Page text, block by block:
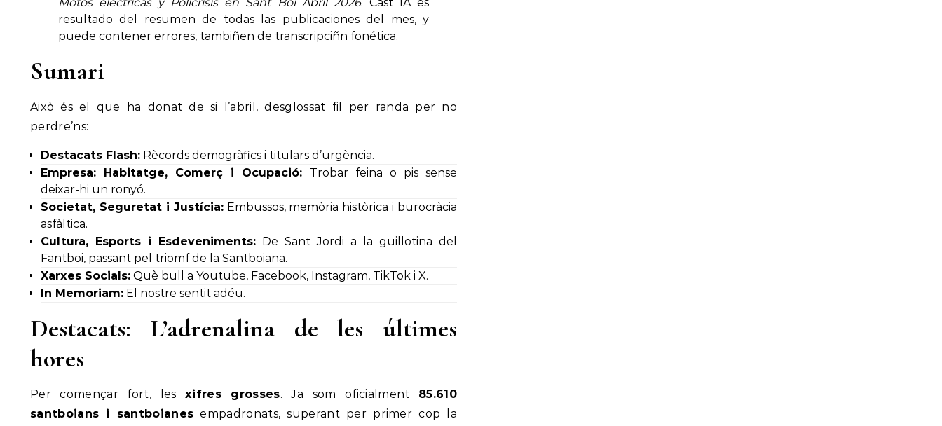
resultado del resumen de todas las publicaciones del mes, y
puede contener errores, tambiñen de transcripciñn fonética.
Sumari
Això és el que ha donat de si l’abril, desglossat fil per randa per no
perdre’ns:
Destacats Flash: Rècords demogràfics i titulars d’urgència.
Empresa: Habitatge, Comerç i Ocupació: Trobar feina o pis sense
deixar-hi un ronyó.
Societat, Seguretat i Justícia:Embussos, memòria històrica i burocràcia
asfàltica.
Cultura, Esports i Esdeveniments: De Sant Jordi a la guillotina del
Fantboi, passant pel triomf de la Santboiana.
Xarxes Socials: Què bull a Youtube, Facebook, Instagram, TikTok i X.
In Memoriam: El nostre sentit adéu.
Destacats: L’adrenalina de les últimes
hores
Per començar fort, lesxifres grosses. Ja som oficialment 85.610
santboians i santboianes empadronats, superant per primer cop la